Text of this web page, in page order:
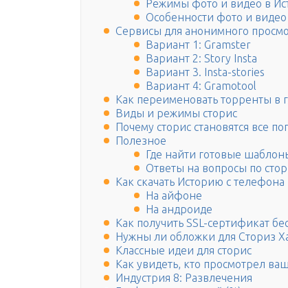
Режимы фото и видео в
Особенности фото и
Сервисы для анонимного
Вариант 1: Gramster
Вариант 2: Story Insta
Вариант 3. Insta-stories
Вариант 4: Gramotool
Как переименовать торренты в
Виды и режимы сторис
Почему сторис становятся все
Полезное
Где найти готовые
Ответы на вопросы по
Как скачать Историю с телефона
На айфоне
На андроиде
Как получить SSL-сертификат
Нужны ли обложки для Сториз
Классные идеи для сторис
Как увидеть, кто просмотрел
Индустрия 8: Развлечения